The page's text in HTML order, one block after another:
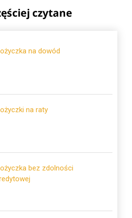
czytane
na dowód
na raty
bez zdolności